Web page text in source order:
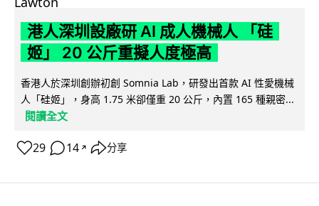
港人深圳設廠研 AI 成人機械人 「硅
姬」 20 公斤重擬人度極高
香港人於深圳創辦初創 Somnia Lab，研發出首款 AI 性愛機械
人「硅姬」，身高 1.75 米卻僅重 20 公斤，內置 165 種親密...
閱讀全文
29 14 ↗ 分享